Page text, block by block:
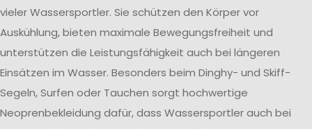
vieler Wassersportler. Sie schützen den Körper vor
Auskühlung, bieten maximale Bewegungsfreiheit und
unterstützen die Leistungsfähigkeit auch bei längeren
Einsätzen im Wasser. Besonders beim Dinghy- und Skiff-
Segeln, Surfen oder Tauchen sorgt hochwertige
Neoprenbekleidung dafür, dass Wassersportler auch bei